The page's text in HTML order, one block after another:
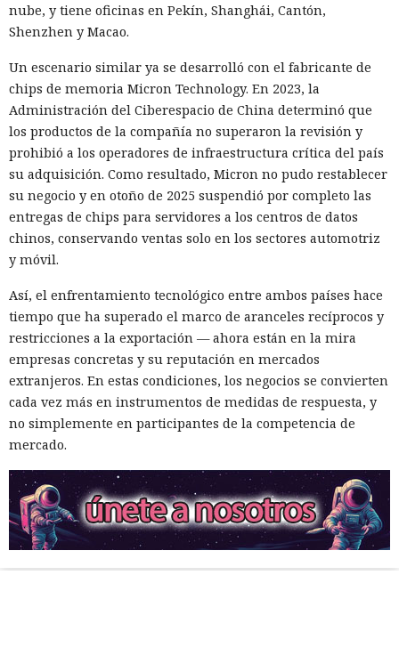
nube, y tiene oficinas en Pekín, Shanghái, Cantón,
Shenzhen y Macao.
Un escenario similar ya se desarrolló con el fabricante de
chips de memoria Micron Technology. En 2023, la
Administración del Ciberespacio de China determinó que
los productos de la compañía no superaron la revisión y
prohibió a los operadores de infraestructura crítica del país
su adquisición. Como resultado, Micron no pudo restablecer
su negocio y en otoño de 2025 suspendió por completo las
entregas de chips para servidores a los centros de datos
chinos, conservando ventas solo en los sectores automotriz
y móvil.
Así, el enfrentamiento tecnológico entre ambos países hace
tiempo que ha superado el marco de aranceles recíprocos y
restricciones a la exportación — ahora están en la mira
empresas concretas y su reputación en mercados
extranjeros. En estas condiciones, los negocios se convierten
cada vez más en instrumentos de medidas de respuesta, y
no simplemente en participantes de la competencia de
mercado.